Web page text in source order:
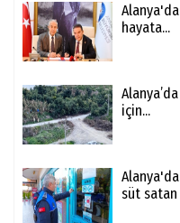
hayata...
için...
süt satan